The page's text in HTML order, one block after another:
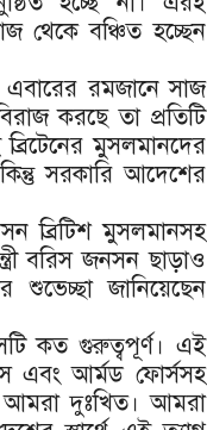
থেকে বঞ্চিত হচ্ছেন
এবারের রমজানে সাজ
করছে তা প্রতিটি
মুসলমানদের
সরকারি আদেশের
ব্রিটিশ মুসলমানসহ
বরিস জনসন ছাড়াও
শুভেচ্ছা জানিয়েছেন
কত গুরুত্বপূর্ণ। এই
এবং আর্মড ফোর্সসহ
আমরা দুঃখিত। আমরা